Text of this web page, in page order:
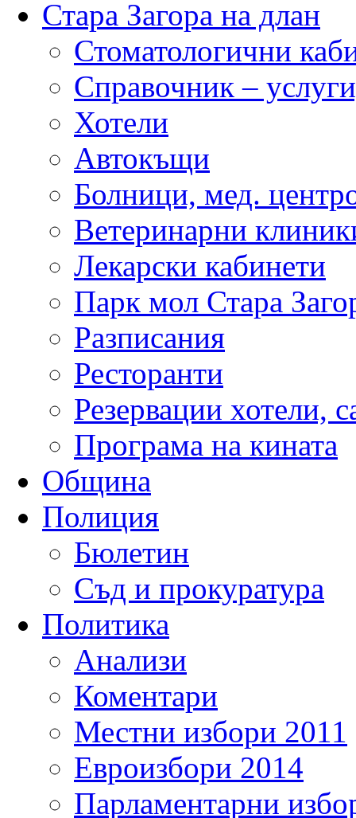
Стара Загора на длан
Стоматологични
Справочник –
Хотели
Автокъщи
Болници, мед.
Ветеринарни
Лекарски кабинети
Парк мол Стара
Разписания
Ресторанти
Резервации хотели,
Програма на кината
Община
Полиция
Бюлетин
Съд и прокуратура
Политика
Анализи
Коментари
Местни избори 2011
Евроизбори 2014
Парламентарни